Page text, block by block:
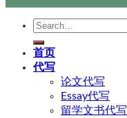
Search
首页
代写
论文代写
Essay代写
留学文书代写